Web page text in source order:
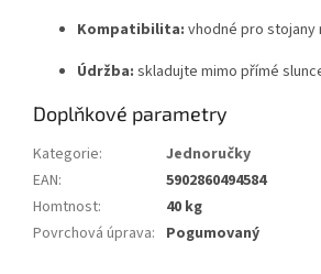
Kompatibilita: vhodné pro stojany
Údržba: skladujte mimo přímé
Doplňkové parametry
Kategorie:
Jednoručky
EAN:
5902860494584
Homtnost:
40 kg
Povrchová úprava: Pogumovaný